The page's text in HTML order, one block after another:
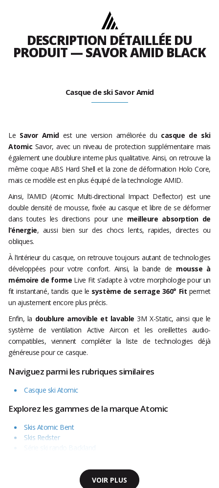
DESCRIPTION DÉTAILLÉE DU
PRODUIT — SAVOR AMID BLACK
Casque de ski Savor Amid
Le Savor Amid est une version améliorée du casque de ski
Atomic Savor, avec un niveau de protection supplémentaire mais
également une doublure interne plus qualitative. Ainsi, on retrouve la
même coque ABS Hard Shell et la zone de déformation Holo Core,
mais ce modèle est en plus équipé de la technologie AMID.
Ainsi, l’AMID (Atomic Multi-directional Impact Deflector) est une
double densité de mousse, fixée au casque et libre de se déformer
dans toutes les directions pour une meilleure absorption de
l’énergie, aussi bien sur des chocs lents, rapides, directes ou
obliques.
À l’intérieur du casque, on retrouve toujours autant de technologies
développées pour votre confort. Ainsi, la bande de mousse à
mémoire de forme Live Fit s’adapte à votre morphologie pour un
fit instantané, tandis que le système de serrage 360° Fit permet
un ajustement encore plus précis.
Enfin, la doublure amovible et lavable3M X-Static, ainsi que le
système de ventilation Active Aircon et les oreillettes audio-
compatibles, viennent compléter la liste de technologies déjà
généreuse pour ce casque.
Naviguez parmi les rubriques similaires
Casque ski Atomic
Explorez les gammes de la marque Atomic
Skis Atomic Bent
Skis Redster
Série ski rando Backland
VOIR PLUS